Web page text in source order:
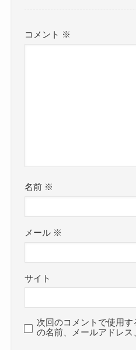
コメント ※
名前 ※
メール ※
サイト
次回のコメントで使用
の名前、メールアドレス